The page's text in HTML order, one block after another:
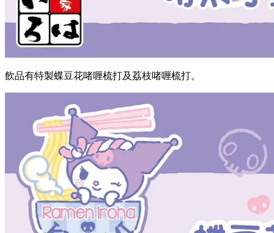
飲品有特製蝶豆花啫喱梳打及荔枝啫喱梳打。